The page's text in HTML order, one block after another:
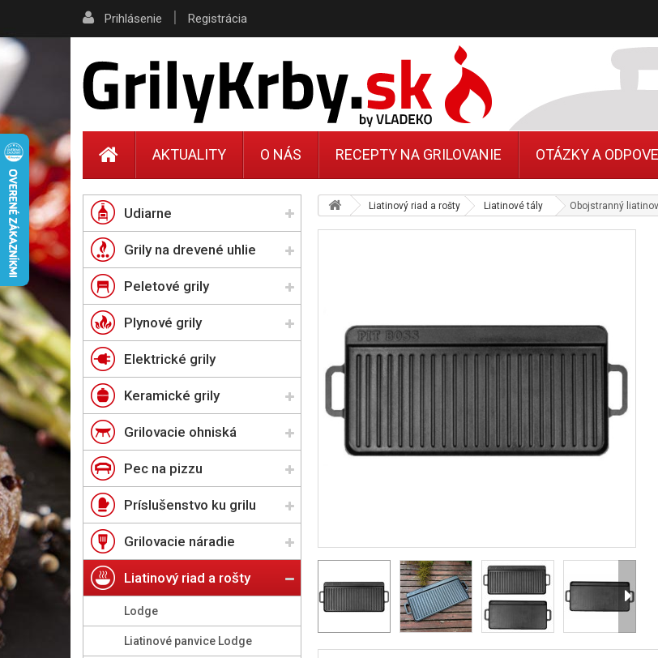
Liatinový riad a rošty Liatinové tály Obojstranný
Udiarne
Grily na drevené uhlie
Peletové grily
Plynové grily
Elektrické grily
Keramické grily
Grilovacie ohniská
Pec na pizzu
Príslušenstvo ku grilu
Grilovacie náradie
Liatinový riad a rošty
Lodge
Liatinové panvice Lodge
Prihlásenie | Registrácia
AKTUALITY O NÁS RECEPTY NA GRILOVANIE OTÁZKY A